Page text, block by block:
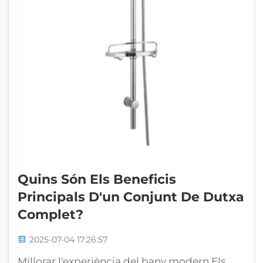
Quins Són Els Beneficis
Principals D'un Conjunt De Dutxa
Complet?
2025-07-04 17:26:57